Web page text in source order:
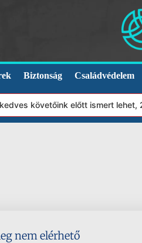
Biztonság Családvédelem
követőink előtt ismert lehet,
nem elérhető